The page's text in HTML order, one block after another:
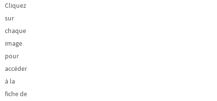
Cliquez
sur
chaque
image
pour
accéder
à la
fiche de